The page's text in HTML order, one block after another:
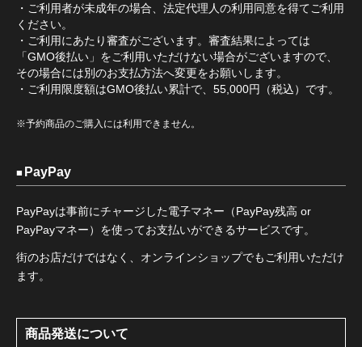
・ご利用者が未成年の場合、法定代理人の利用同意を得てご利用
ください。
・ご利用にあたり審査がございます。審査結果によっては
「GMO後払い」をご利用いただけない場合がございますので、
その場合には別のお支払方法へ変更をお願いします。
・ご利用限度額はGMO後払い累計で、55,000円（税込）です。
※予約商品のご購入には利用できません。
PayPay
PayPayは事前にチャージした電子マネー（PayPay残高 or
PayPayマネー）を使ってお支払いができるサービスです。
街のお店だけではなく、オンラインショップでもご利用いただけ
ます。
商品発送について